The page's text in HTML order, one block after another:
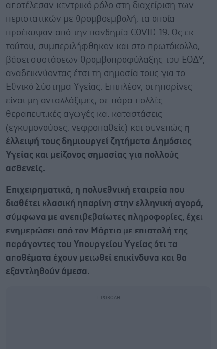
αποτέλεσαν κεντρικό ρόλο στη διαχείριση των
περιστατικών με θρομβοεμβολή, τα οποία
προέκυψαν από την πανδημία COVID-19. Ως εκ
τούτου, συμπεριλήφθηκαν και στο πρωτόκολλο,
βάσει συστάσεων θρομβοπροφύλαξης του ΕΟΔΥ,
αναδεικνύοντας έτσι τη σημασία τους για το
Εθνικό Σύστημα Υγείας. Επιπλέον, οι ηπαρίνες
είναι μη ανταλλάξιμες, σε πάρα πολλές
θεραπευτικές αγωγές και καταστάσεις
(εγκυμονούσες, νεφροπαθείς) και συνεπώς η
έλλειψή τους δημιουργεί ζητήματα Δημόσιας
Υγείας και μείζονος σημασίας για πολλούς
ασθενείς.
Επιχειρηματικά, η πολυεθνική εταιρεία που
διαθέτει κλασική ηπαρίνη στην ελληνική αγορά,
σύμφωνα με ανεπιβεβαίωτες πληροφορίες, έχει
ενημερώσει από τον Μάρτιο με επιστολή της
παράγοντες του Υπουργείου Υγείας ότι τα
αποθέματα έχουν μειωθεί επικίνδυνα και θα
εξαντληθούν άμεσα.